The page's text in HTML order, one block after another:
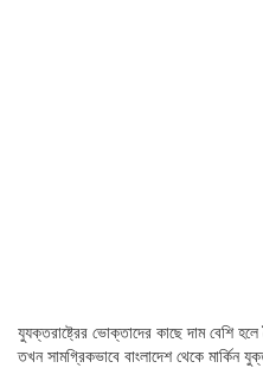
যুযক্তরাষ্ট্রের ভোক্তাদের কাছে দাম বেশি
তখন সামগ্রিকভাবে বাংলাদেশ থেকে মার্কিন